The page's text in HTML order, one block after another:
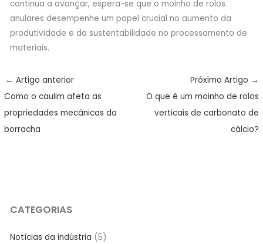
CATEGORIAS
Notícias da indústria (5)
continua a avançar, espera-se que o moinho de rolos
anulares desempenhe um papel crucial no aumento da
produtividade e da sustentabilidade no processamento de
materiais.
← Artigo anterior
Como o caulim afeta as
propriedades mecânicas da
borracha
Próximo Artigo →
O que é um moinho de rolos
verticais de carbonato de
cálcio?